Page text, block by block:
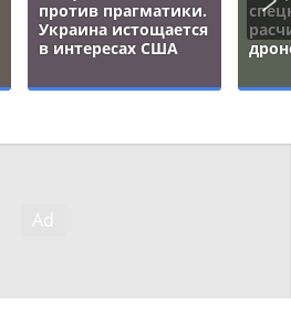
против прагматики.
Украина истощается
в интересах США